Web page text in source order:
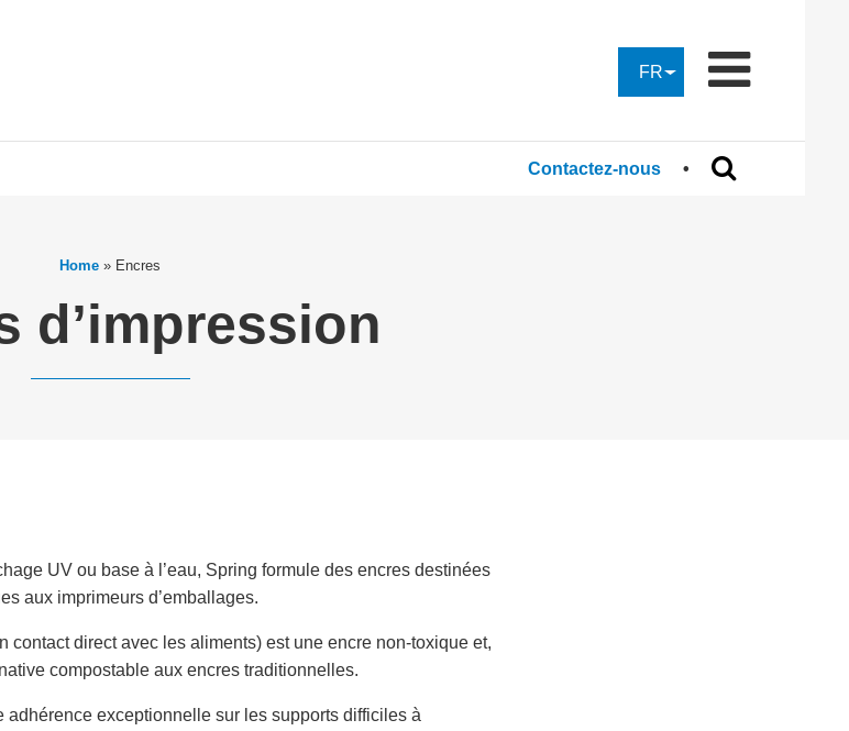
FR
Contactez-nous
Home » Encres
d’impression
UV ou base à l’eau, Spring formule des encres destinées
aux imprimeurs d’emballages.
contact direct avec les aliments) est une encre non-toxique et,
compostable aux encres traditionnelles.
adhérence exceptionnelle sur les supports difficiles à